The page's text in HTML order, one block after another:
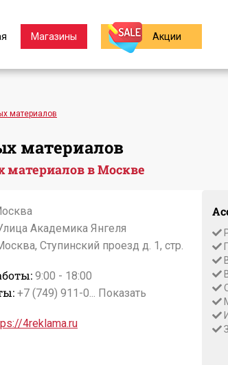
Магазины Акции
материалов
материалов
материалов в Москве
Академика Янгеля
Ступинский проезд д. 1, стр.
9:00 - 18:00
+7 (749) 911-0... Показать
4reklama.ru